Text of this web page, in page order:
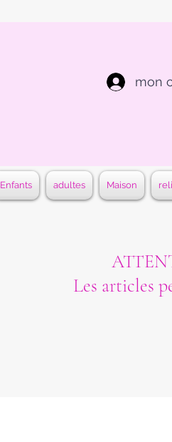
mon
Enfants adultes Maison
Les articles